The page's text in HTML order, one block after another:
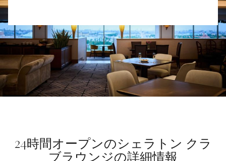
24時間オープンのシェラトン クラ
ブラウンジの詳細情報